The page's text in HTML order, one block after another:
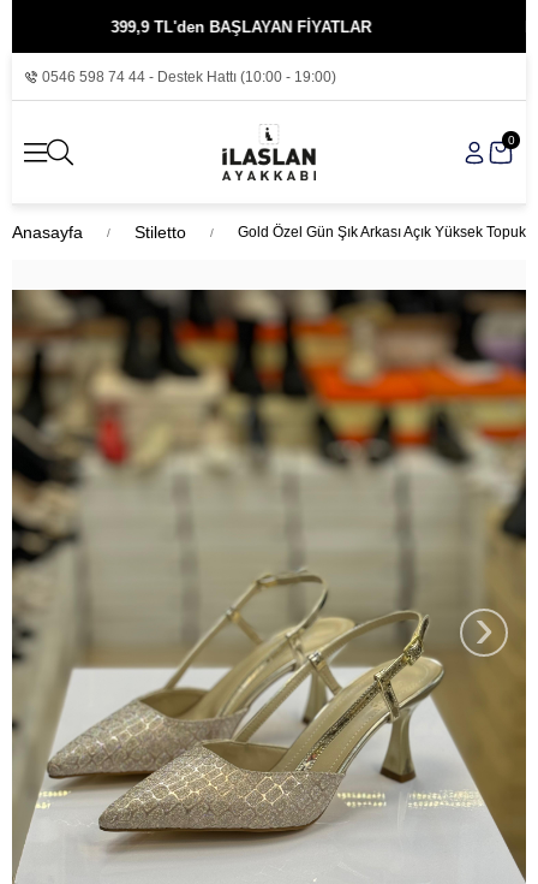
399,9 TL'den BAŞLAYAN FİYATLAR
0546 598 74 44 - Destek Hattı (10:00 - 19:00)
0
Anasayfa Stiletto Gold Özel Gün Şık Arkası Açık Yüksek Topuk
›